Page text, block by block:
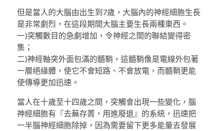
但是當人的大腦由出生到7歲，大腦內的神經細胞生長
是非常劇烈，在這段期間大腦主要生長兩種東西。
一)突觸數目的急劇增加，令神經之間的聯結變得密
集；
二)神經軸突外面包滿的髓鞘，這髓鞘像是電線外包著
一層絕緣體，使它不會短路、不會放電，而髓鞘更能
使傳導更加迅速。
當人在十歲至十四歲之間，突觸會出現一些變化，腦
神經細胞有『去蕪存菁，用進廢退』的系統，迅速把
一半腦神經細胞除掉，因為需要留下更多能量去發展